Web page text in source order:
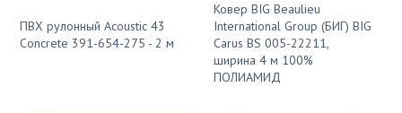
ПВХ рулонный Acoustic 43
Concrete 391-654-275 - 2 м
Ковер BIG Beaulieu
International Group (БИГ) BIG
Carus BS 005-22211,
ширина 4 м 100%
ПОЛИАМИД